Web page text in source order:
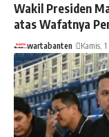
Wakil Presiden
atas Wafatnya
wartabanten Kamis,